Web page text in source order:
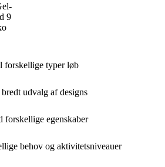
9
forskellige typer løb
udvalg af designs
forskellige egenskaber
behov og aktivitetsniveauer